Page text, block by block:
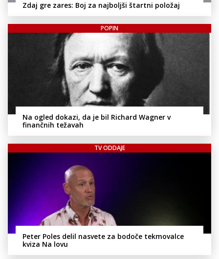
Zdaj gre zares: Boj za najboljši štartni položaj
POPIN
Na ogled dokazi, da je bil Richard Wagner v
finančnih težavah
TV ODDAJE
Peter Poles delil nasvete za bodoče tekmovalce
kviza Na lovu